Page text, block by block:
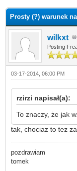
Prosty (?) warunek
wilkxt
Posting
03-17-2014, 06:00 PM
rzirzi napisał(a):
To znaczy, że jak
tak, chociaz to tez
pozdrawiam
tomek